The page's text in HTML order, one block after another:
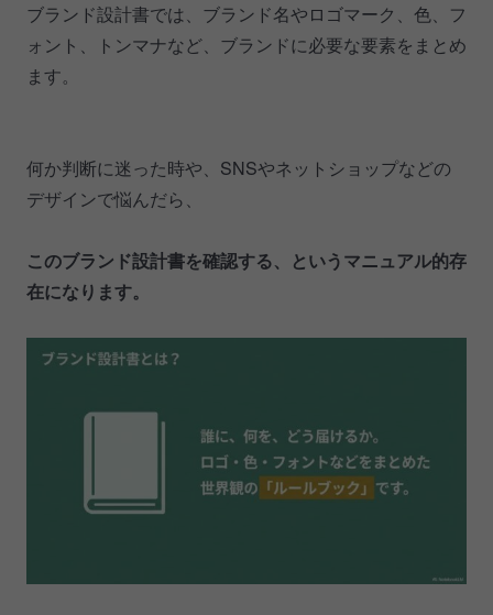
ブランド設計書では、ブランド名やロゴマーク、色、フ
ォント、トンマナなど、ブランドに必要な要素をまとめ
ます。
何か判断に迷った時や、SNSやネットショップなどの
デザインで悩んだら、
このブランド設計書を確認する、というマニュアル的存
在になります。